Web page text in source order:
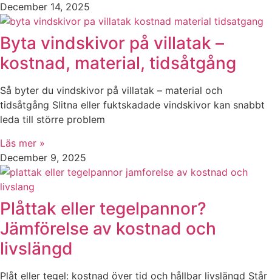
December 14, 2025
Byta vindskivor på villatak –
kostnad, material, tidsåtgång
Så byter du vindskivor på villatak – material och
tidsåtgång Slitna eller fuktskadade vindskivor kan snabbt
leda till större problem
Läs mer »
December 9, 2025
Plåttak eller tegelpannor?
Jämförelse av kostnad och
livslängd
Plåt eller tegel: kostnad över tid och hållbar livslängd Står